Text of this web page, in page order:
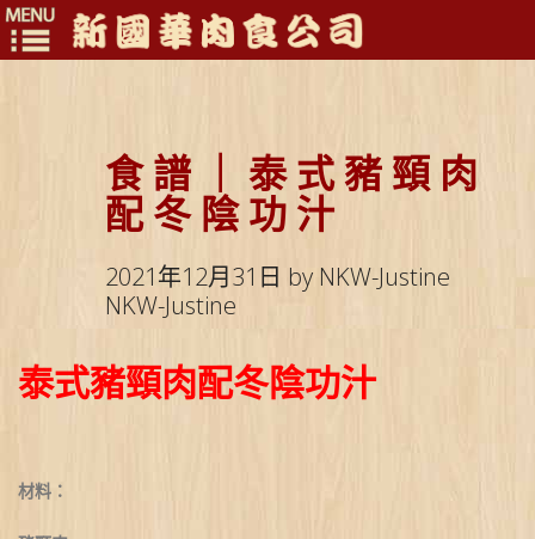
食 譜 ｜ 泰 式 豬 頸 肉
配 冬 陰 功 汁
2021年12月31日 by NKW-Justine
NKW-Justine
泰式豬頸肉配冬陰功汁
材料：